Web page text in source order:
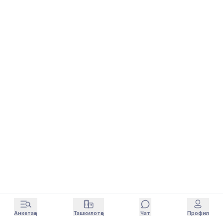
Анкетаҳо Ташкилотҳо Чат Профил